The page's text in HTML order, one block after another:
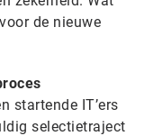
de nieuwe
startende IT’ers
selectietraject